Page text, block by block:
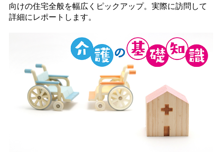
向けの住宅全般を幅広くピックアップ。実際に訪問して
詳細にレポートします。